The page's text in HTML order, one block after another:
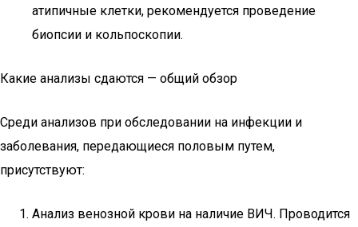
атипичные клетки, рекомендуется проведение
биопсии и кольпоскопии.
Какие анализы сдаются — общий обзор
Среди анализов при обследовании на инфекции и
заболевания, передающиеся половым путем,
присутствуют:
Анализ венозной крови на наличие ВИЧ. Проводится